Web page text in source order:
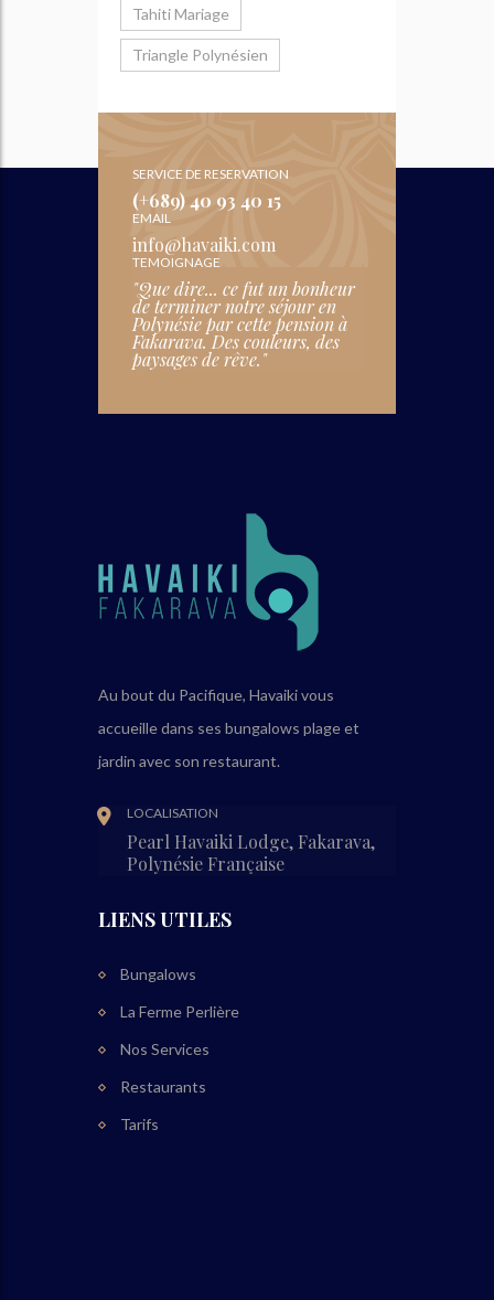
Tahiti Mariage
Triangle Polynésien
SERVICE DE RESERVATION
(+689) 40 93 40 15
EMAIL
info@havaiki.com
TEMOIGNAGE
"Que dire... ce fut un bonheur
de terminer notre séjour en
Polynésie par cette pension à
Fakarava. Des couleurs, des
paysages de rêve."
Au bout du Pacifique, Havaiki vous
accueille dans ses bungalows plage et
jardin avec son restaurant.
LOCALISATION
Pearl Havaiki Lodge, Fakarava,
Polynésie Française
LIENS UTILES
Bungalows
La Ferme Perlière
Nos Services
Restaurants
Tarifs